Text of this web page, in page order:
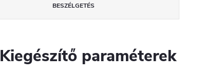
BESZÉLGETÉS
Kiegészítő paraméterek